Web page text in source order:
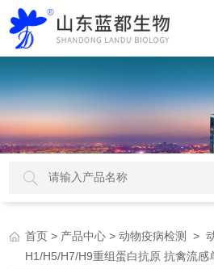
首页 > 产品中心 >动物疫病检测 >
H1/H5/H7/H9重组蛋白抗原 抗禽流感